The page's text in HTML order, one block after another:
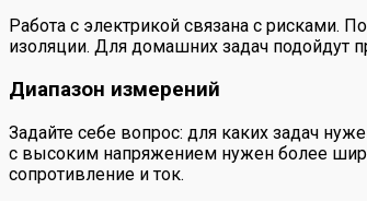
Работа с электрикой связана с рисками.
изоляции. Для домашних задач подойдут
Диапазон измерений
Задайте себе вопрос: для каких задач
с высоким напряжением нужен более
сопротивление и ток.